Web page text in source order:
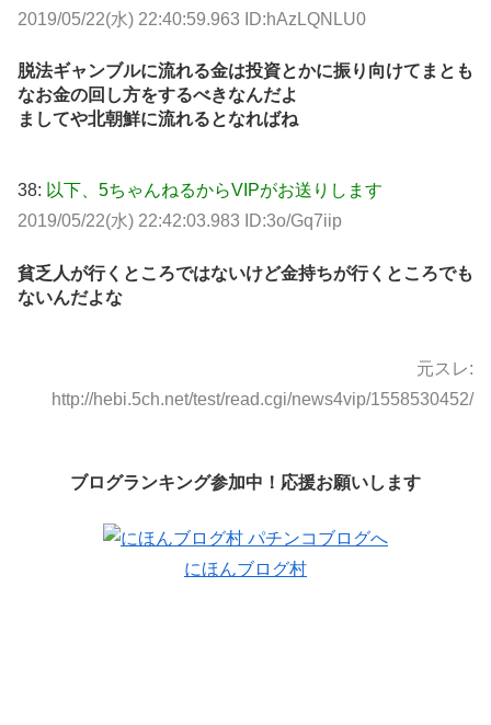
2019/05/22(水) 22:40:59.963 ID:hAzLQNLU0
脱法ギャンブルに流れる金は投資とかに振り向けてまとも
なお金の回し方をするべきなんだよ
ましてや北朝鮮に流れるとなればね
38: 以下、5ちゃんねるからVIPがお送りします
2019/05/22(水) 22:42:03.983 ID:3o/Gq7iip
貧乏人が行くところではないけど金持ちが行くところでも
ないんだよな
元スレ:
http://hebi.5ch.net/test/read.cgi/news4vip/1558530452/
ブログランキング参加中！応援お願いします
にほんブログ村